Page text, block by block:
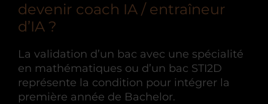
devenir coach IA / entraîneur
d’IA ?
La validation d’un bac avec une spécialité
en mathématiques ou d’un bac STI2D
représente la condition pour intégrer la
première année de Bachelor.